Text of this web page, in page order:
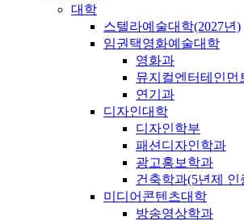
대학
스텔라예술대학(2027년)
임권택영화예술대학
영화과
뮤지컬엔터테인먼
연기과
디자인대학
디자인학부
패션디자인학과
광고홍보학과
건축학과(5년제 인
미디어콘텐츠대학
방송영상학과